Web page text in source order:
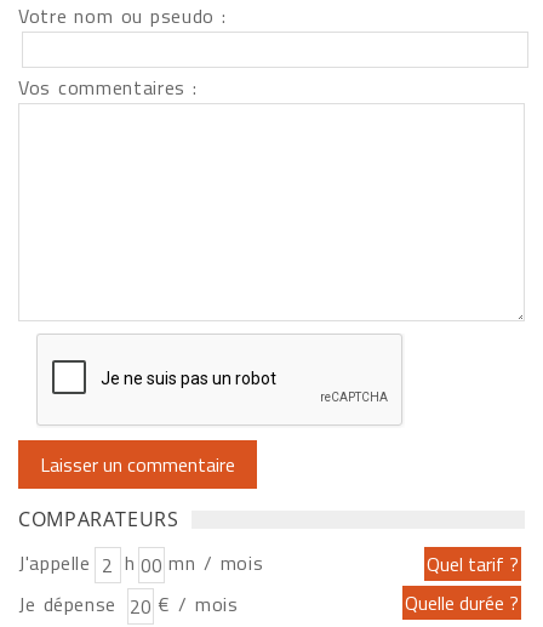
Votre nom ou pseudo :
Vos commentaires :
COMPARATEURS
J'appelle h
mn / mois
Je dépense
€ / mois